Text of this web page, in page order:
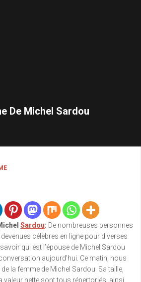
De Michel Sardou
Sardou: De nombreuses personnes
célèbres en ligne pour diverses
qui est l’épouse de Michel Sardou
aujourd’hui. Ce matin, nous
la femme de Michel Sardou. Sa taille,
valeur nette sont tous répertoriés, ainsi